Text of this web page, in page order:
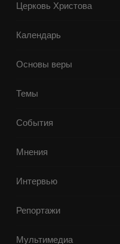
Церковь Христова
Календарь
Основы веры
Темы
События
Мнения
Интервью
Репортажи
Мультимедиа